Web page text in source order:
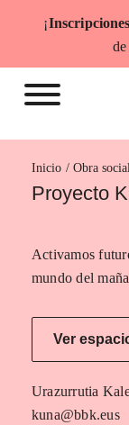
¡
Inicio
Proyecto
Activamos
mundo del
Ver
Urazurrutia
kuna@bbk.eus